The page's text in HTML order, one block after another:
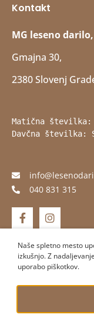
Kontakt
MG leseno
Gmajna 30,
2380 Slovenj
Matična številka:
Davčna številka:
040 831 315
MG leseno darilo ©
Naše spletno mesto
izkušnjo. Z
uporabo piškotkov.